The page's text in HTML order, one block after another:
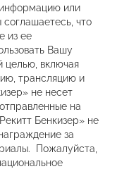
или
что
из ее
Вашу
включая
трансляцию и
не несет
на
Бенкизер» не
за
Пожалуйста,